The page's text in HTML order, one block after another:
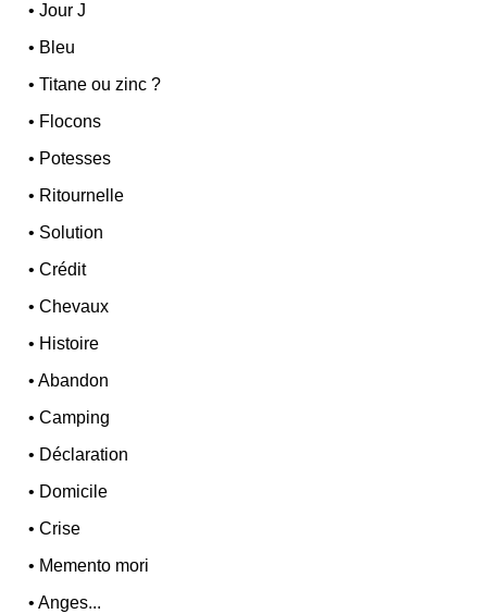
•Jour J
• Bleu
•Titane ou zinc ?
• Flocons
• Potesses
• Ritournelle
• Solution
•Crédit
•Chevaux
• Histoire
•Abandon
•Camping
• Déclaration
• Domicile
•Crise
• Memento mori
•Anges...